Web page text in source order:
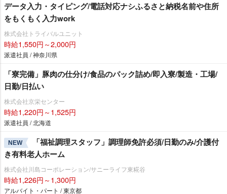
データ入力・タイピング/電話対応ナシふるさと納税名前や住所
をもくもく入力work
株式会社トライバルユニット
時給1,550円～2,000円
派遣社員 / 神奈川県
「寮完備」豚肉の仕分け/食品のパック詰め/即入寮/製造・工場/
日勤/日払い
株式会社京栄センター
時給1,220円～1,525円
派遣社員 / 北海道
NEW
「福祉調理スタッフ」調理師免許必須/日勤のみ/介護付
き有料老人ホーム
株式会社川島コーポレーション/サニーライフ東糀谷
時給1,226円～1,300円
アルバイト・パート / 東京都